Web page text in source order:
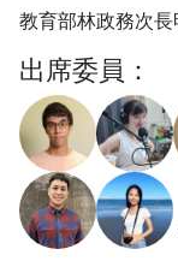
教育部林政務次
出席委員：